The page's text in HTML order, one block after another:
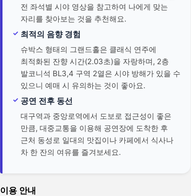
전 좌석별 시야 영상을 참고하여 나에게 맞는
자리를 찾아보는 것을 추천해요.
최적의 음향 경험
슈박스 형태의 그랜드홀은 클래식 연주에
최적화된 잔향 시간(2.03초)을 자랑하며, 2층
발코니석 BL3,4 구역 2열은 시야 방해가 있을 수
있으니 예매 시 유의하는 것이 좋아요.
공연 전후 동선
대구역과 중앙로역에서 도보로 접근성이 좋은
만큼, 대중교통을 이용해 공연장에 도착한 후
근처 동성로 일대의 맛집이나 카페에서 식사나
차 한 잔의 여유를 즐겨보세요.
이용 안내